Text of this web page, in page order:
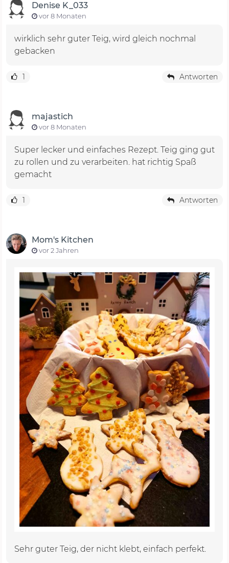
Denise K_033
vor 8 Monaten
wirklich sehr guter Teig, wird gleich nochmal
gebacken
1 Antworten
majastich
vor 8 Monaten
Super lecker und einfaches Rezept. Teig ging gut
zu rollen und zu verarbeiten. hat richtig Spaß
gemacht
1 Antworten
Mom's Kitchen
vor 2 Jahren
Sehr guter Teig, der nicht klebt, einfach perfekt.